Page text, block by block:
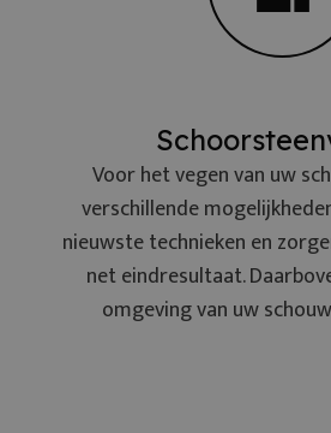
Voor het vegen van uw
verschillende
nieuwste technieken en
net eindresultaat.
omgeving van uw